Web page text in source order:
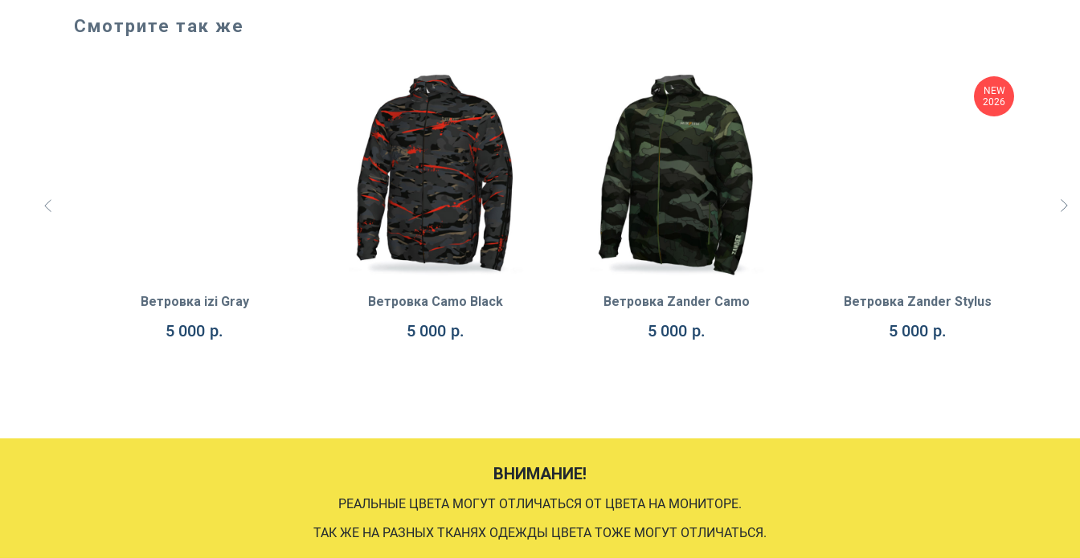
Смотрите так же
Ветровка izi Gray
5 000 р.
Ветровка Camo Black
5 000 р.
Ветровка Zander Camo
5 000 р.
NEW
2026
Ветровка Zander Stylus
5 000 р.
ВНИМАНИЕ!
РЕАЛЬНЫЕ ЦВЕТА МОГУТ ОТЛИЧАТЬСЯ ОТ ЦВЕТА НА МОНИТОРЕ.
ТАК ЖЕ НА РАЗНЫХ ТКАНЯХ ОДЕЖДЫ ЦВЕТА ТОЖЕ МОГУТ ОТЛИЧАТЬСЯ.